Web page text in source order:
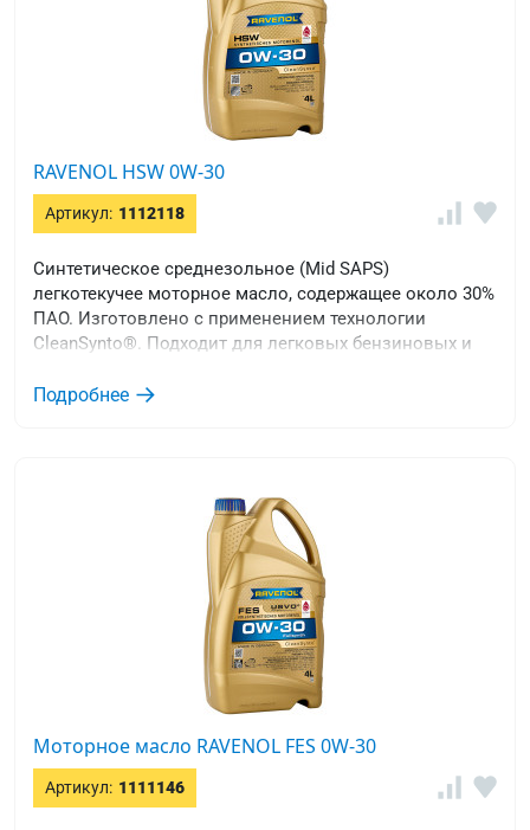
RAVENOL HSW 0W-30
Артикул: 1112118
Синтетическое среднезольное (Mid SAPS)
легкотекучее моторное масло, содержащее около 30%
ПАО. Изготовлено с применением технологии
CleanSynto®. Подходит для легковых бензиновых и
впрыском и турбонаддувом.
Подробнее
Моторное масло RAVENOL FES 0W-30
Артикул: 1111146